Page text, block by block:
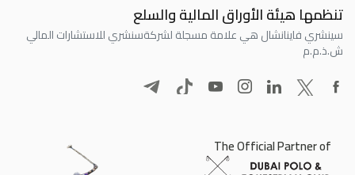
تنظمها هيئة الأوراق المالية والسلع
سينشري فاينانشال هي علامة مسجلة لشركةسنشري للاستشارات المالي
ش.ذ.م.م
The Official Partner of